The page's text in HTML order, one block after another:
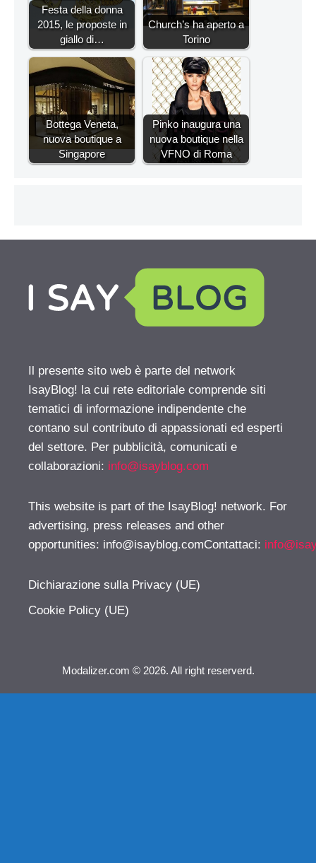
Festa della donna
2015, le proposte in
giallo di…
Church’s ha aperto a
Torino
Bottega Veneta,
nuova boutique a
Singapore
Pinko inaugura una
nuova boutique nella
VFNO di Roma
Il presente sito web è parte del network
IsayBlog! la cui rete editoriale comprende siti
tematici di informazione indipendente che
contano sul contributo di appassionati ed esperti
del settore. Per pubblicità, comunicati e
collaborazioni: info@isayblog.com
This website is part of the IsayBlog! network. For
advertising, press releases and other
opportunities: info@isayblog.comContattaci:
Dichiarazione sulla Privacy (UE)
Cookie Policy (UE)
Modalizer.com © 2026. All right reserverd.